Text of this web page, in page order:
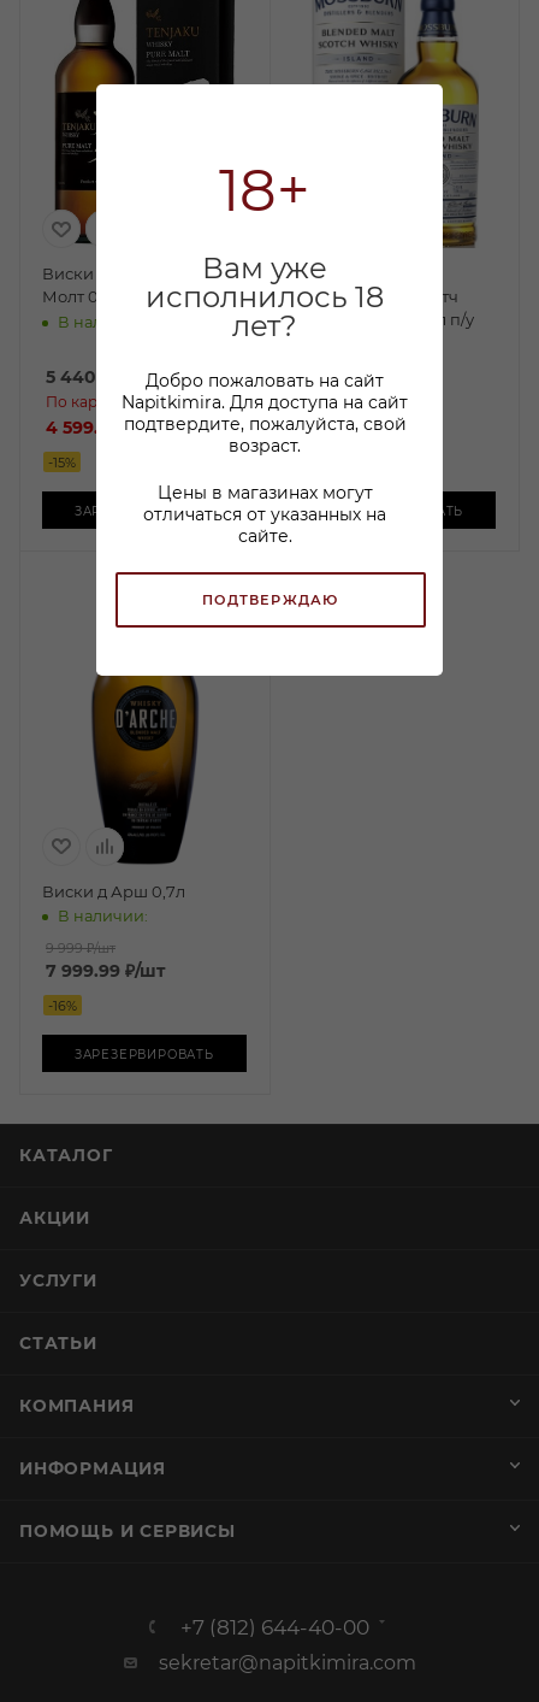
18+
Вам уже
исполнилось 18
лет?
Добро пожаловать на сайт
Napitkimira. Для доступа на сайт
подтвердите, пожалуйста, свой
возраст.
Цены в магазинах могут
отличаться от указанных на
сайте.
ПОДТВЕРЖДАЮ
Виски Тенжаку Пью
Молт 0,7л п/у
В наличии:
5 440
По карте:
4 599.99 ₽/шт
-15%
ЗАРЕЗЕРВИРОВАТЬ
Виски Моссберн
Блендед Молт Скотч
Виски Айлэнд 0,7л п/у
5 499 ₽/шт
По карте:
4 499.99 ₽/шт
ЗАРЕЗЕРВИРОВАТЬ
Виски д Арш 0,7л
В наличии:
9 999 ₽/шт
7 999.99 ₽/шт
-16%
ЗАРЕЗЕРВИРОВАТЬ
КАТАЛОГ
АКЦИИ
УСЛУГИ
СТАТЬИ
КОМПАНИЯ
ИНФОРМАЦИЯ
ПОМОЩЬ И СЕРВИСЫ
+7 (812) 644-40-00
sekretar@napitkimira.com